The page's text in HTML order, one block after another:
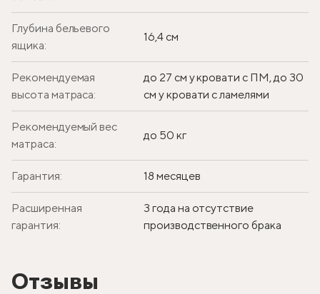
Глубина бельевого
ящика:
16,4 см
Рекомендуемая
высота матраса:
до 27 см у кровати с ПМ, до 30
см у кровати с ламелями
Рекомендуемый вес
матраса:
до 50 кг
Гарантия: 18 месяцев
Расширенная
гарантия:
3 года на отсутствие
производственного брака
Отзывы